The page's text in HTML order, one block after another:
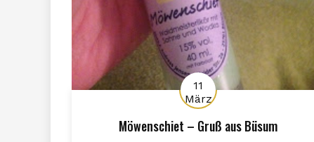
11
März
Möwenschiet – Gruß aus Büsum